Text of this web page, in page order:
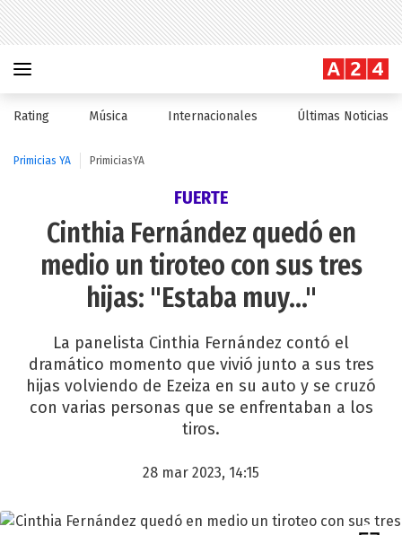
Rating Música Internacionales Últimas Noticias
Primicias YA PrimiciasYA
FUERTE
Cinthia Fernández quedó en
medio un tiroteo con sus tres
hijas: "Estaba muy..."
La panelista Cinthia Fernández contó el
dramático momento que vivió junto a sus tres
hijas volviendo de Ezeiza en su auto y se cruzó
con varias personas que se enfrentaban a los
tiros.
28 mar 2023, 14:15